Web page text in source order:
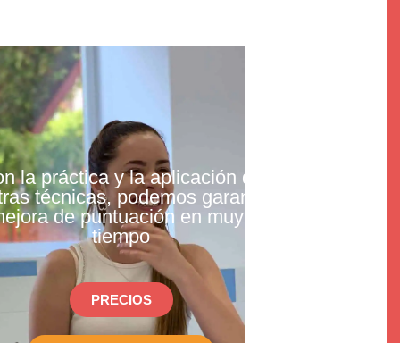
la práctica y la aplicación de
técnicas, podemos garantizar
de puntuación en muy poco
tiempo
PRECIOS